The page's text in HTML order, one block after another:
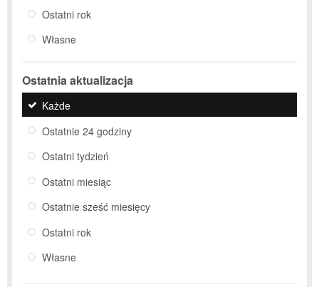
Ostatni rok
Własne
Ostatnia aktualizacja
Każde
Ostatnie 24 godziny
Ostatni tydzień
Ostatni miesiąc
Ostatnie sześć miesięcy
Ostatni rok
Własne